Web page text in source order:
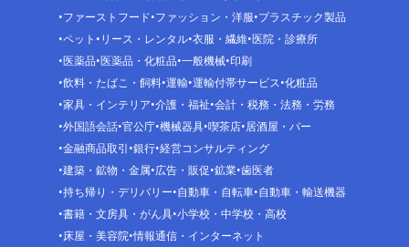
ファーストフード ファッション・洋服 プラスチック製品
ペット リース・レンタル 衣服・繊維 医院・診療所
医薬品 医薬品・化粧品 一般機械 印刷
飲料・たばこ・飼料 運輸 運輸付帯サービス 化粧品
家具・インテリア 介護・福祉 会計・税務・法務・労務
外国語会話 官公庁 機械器具 喫茶店 居酒屋・バー
金融商品取引 銀行 経営コンサルティング
建築・鉱物・金属 広告・販促 鉱業 歯医者
持ち帰り・デリバリー 自動車・自転車 自動車・輸送機器
書籍・文房具・がん具 小学校・中学校・高校
床屋・美容院 情報通信・インターネット